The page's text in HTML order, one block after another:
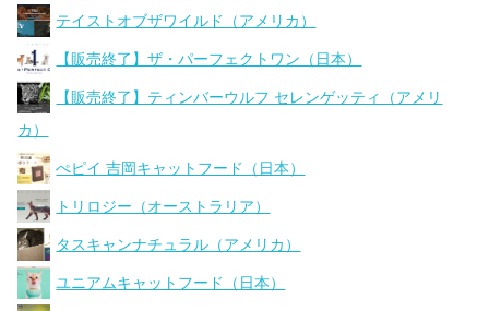
テイストオブザワイルド（アメリカ）
【販売終了】ザ・パーフェクトワン（日本）
【販売終了】ティンバーウルフ セレンゲッティ（アメリ
カ）
ぺピイ 吉岡キャットフード（日本）
トリロジー（オーストラリア）
タスキャンナチュラル（アメリカ）
ユニアムキャットフード（日本）